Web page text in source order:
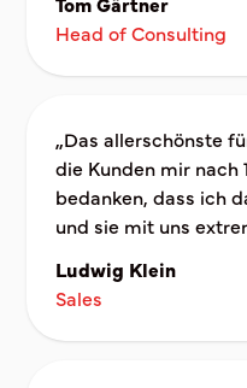
Head of Consulting
„Das allerschönste
die Kunden mir nach
bedanken, dass ich
und sie mit uns
Ludwig Klein
Sales